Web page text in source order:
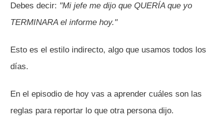
Debes decir: "Mi jefe me dijo que QUERÍA que yo
TERMINARA el informe hoy."
Esto es el estilo indirecto, algo que usamos todos los
días.
En el episodio de hoy vas a aprender cuáles son las
reglas para reportar lo que otra persona dijo.